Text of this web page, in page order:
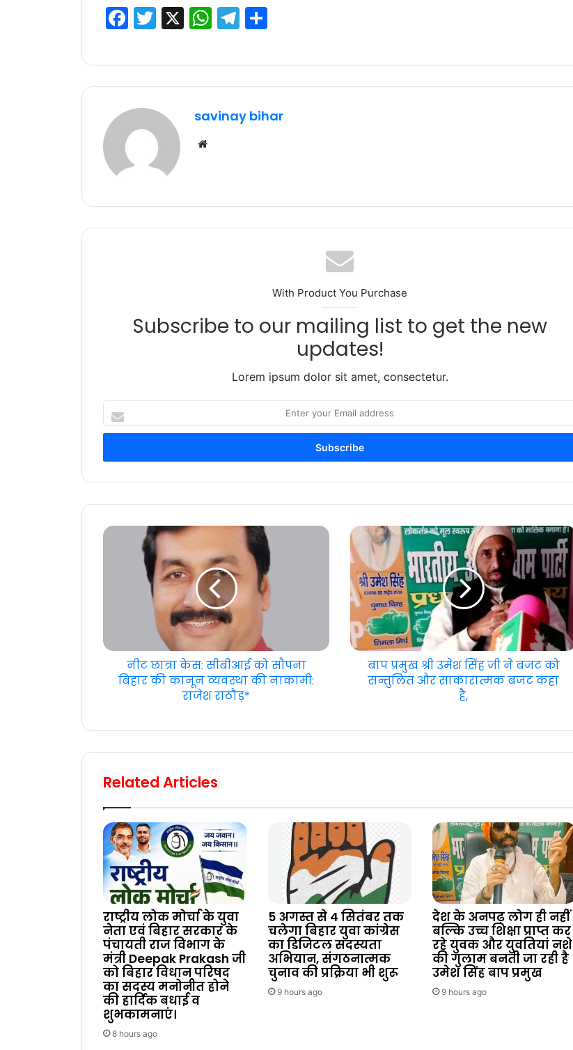
F
c
e
b
o
o
k
T
it
te
r
X
W
at
s
A
p
T
e
g
ra
m
ar
e
savinay bihar
With Product You Purchase
Subscribe to our mailing list to get the new
updates!
Lorem ipsum dolor sit amet, consectetur.
your
address
नीट छात्रा केस: सीबीआई को सौंपना
बिहार की कानून व्यवस्था की नाकामी:
राजेश राठौड़*
बाप प्रमुख श्री उमेश सिंह जी ने बजट को
सन्तुलित और साकारात्मक बजट कहा
है,
Related Articles
राष्ट्रीय लोक मोर्चा के युवा
नेता एवं बिहार सरकार के
पंचायती राज विभाग के
मंत्री Deepak Prakash जी
को बिहार विधान परिषद
का सदस्य मनोनीत होने
की हार्दिक बधाई व
शुभकामनाएं।
8 hours ago
5 अगस्त से 4 सितंबर तक
चलेगा बिहार युवा कांग्रेस
का डिजिटल सदस्यता
अभियान, संगठनात्मक
चुनाव की प्रक्रिया भी शुरू
9 hours ago
देश के अनपढ़ लोग ही नहीं
बल्कि उच्च शिक्षा प्राप्त कर
रहे युवक और युवतियां नशे
की गुलाम बनती जा रही है
उमेश सिंह बाप प्रमुख
9 hours ago